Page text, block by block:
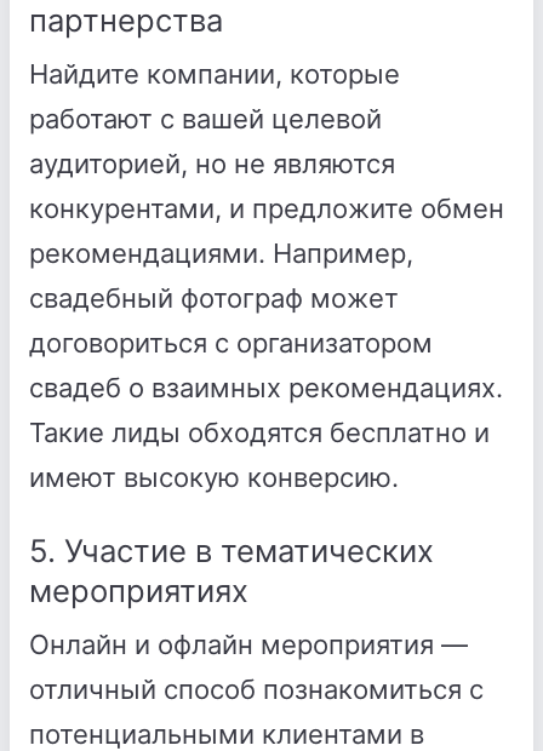
партнерства
Найдите компании, которые
работают с вашей целевой
аудиторией, но не являются
конкурентами, и предложите обмен
рекомендациями. Например,
свадебный фотограф может
договориться с организатором
свадеб о взаимных рекомендациях.
Такие лиды обходятся бесплатно и
имеют высокую конверсию.
5. Участие в тематических
мероприятиях
Онлайн и офлайн мероприятия —
отличный способ познакомиться с
потенциальными клиентами в